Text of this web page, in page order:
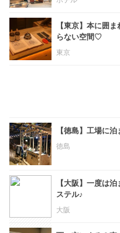
【東京】本に囲
らない空間♡
東京
【徳島】工場に
徳島
【大阪】一度は
ステル♪
大阪